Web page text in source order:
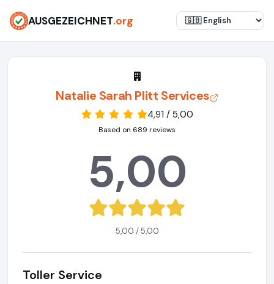
AUSGEZEICHNET.org
Natalie Sarah Plitt Services
4,91 / 5,00
Based on 689 reviews
5,00
5,00 / 5,00
Toller Service